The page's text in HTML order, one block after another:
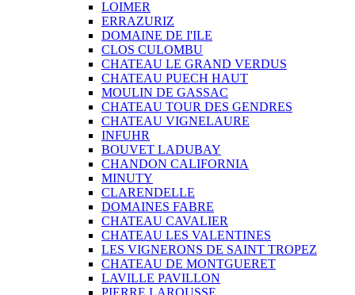
LOIMER
ERRAZURIZ
DOMAINE DE I'ILE
CLOS CULOMBU
CHATEAU LE GRAND VERDUS
CHATEAU PUECH HAUT
MOULIN DE GASSAC
CHATEAU TOUR DES GENDRES
CHATEAU VIGNELAURE
INFUHR
BOUVET LADUBAY
CHANDON CALIFORNIA
MINUTY
CLARENDELLE
DOMAINES FABRE
CHATEAU CAVALIER
CHATEAU LES VALENTINES
LES VIGNERONS DE SAINT TROPEZ
CHATEAU DE MONTGUERET
LAVILLE PAVILLON
PIERRE LAROUSSE